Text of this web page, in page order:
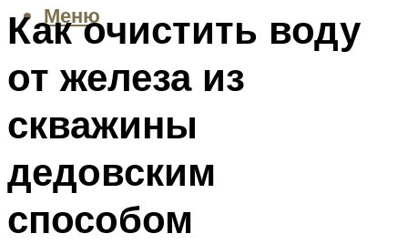
Меню
Как очистить воду
от железа из
скважины
дедовским
способом